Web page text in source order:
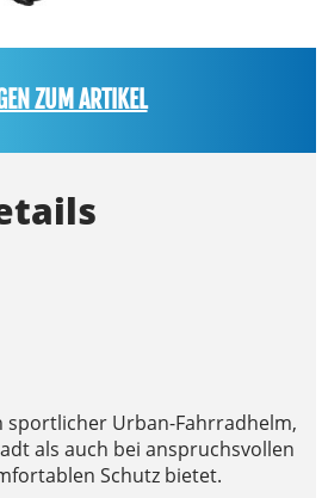
ZUM ARTIKEL
sportlicher Urban-Fahrradhelm,
als auch bei anspruchsvollen
Schutz bietet.